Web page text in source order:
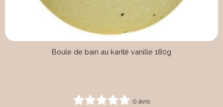
Boule de bain au karité vanille 180g
0 avis